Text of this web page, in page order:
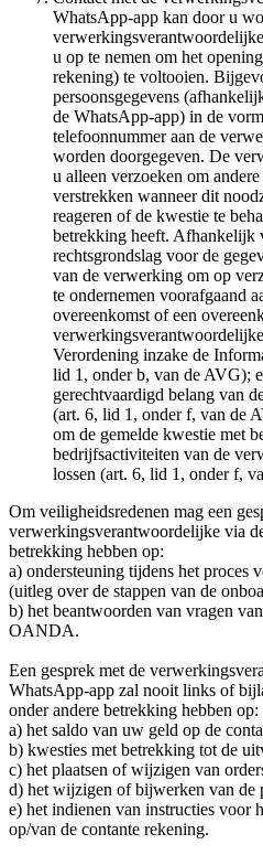
WhatsApp-app kan door u
u op te nemen om het
rekening) te voltooien.
persoonsgegevens
de WhatsApp-app) in de
telefoonnummer aan de
worden doorgegeven. De
u alleen verzoeken om
verstrekken wanneer dit
reageren of de kwestie te
betrekking heeft. Afhankelijk
rechtsgrondslag voor de
van de verwerking om op
te ondernemen voorafgaand
overeenkomst of een
Verordening inzake de
lid 1, onder b, van de AVG);
gerechtvaardigd belang van
(art. 6, lid 1, onder f, van de
om de gemelde kwestie met
bedrijfsactiviteiten van de
lossen (art. 6, lid 1, onder f,
Om veiligheidsredenen mag een
verwerkingsverantwoordelijke via
betrekking hebben op:
a) ondersteuning tijdens het proces
(uitleg over de stappen van de
b) het beantwoorden van vragen
OANDA.
Een gesprek met de
WhatsApp-app zal nooit links of
onder andere betrekking hebben op:
a) het saldo van uw geld op de
b) kwesties met betrekking tot de
c) het plaatsen of wijzigen van
d) het wijzigen of bijwerken van de
e) het indienen van instructies voor
op/van de contante rekening.